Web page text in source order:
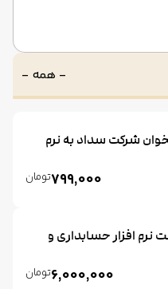
- همه -
شرکت سداد به نرم
799,000تومان
افزار حسابداری و
6,000,000تومان